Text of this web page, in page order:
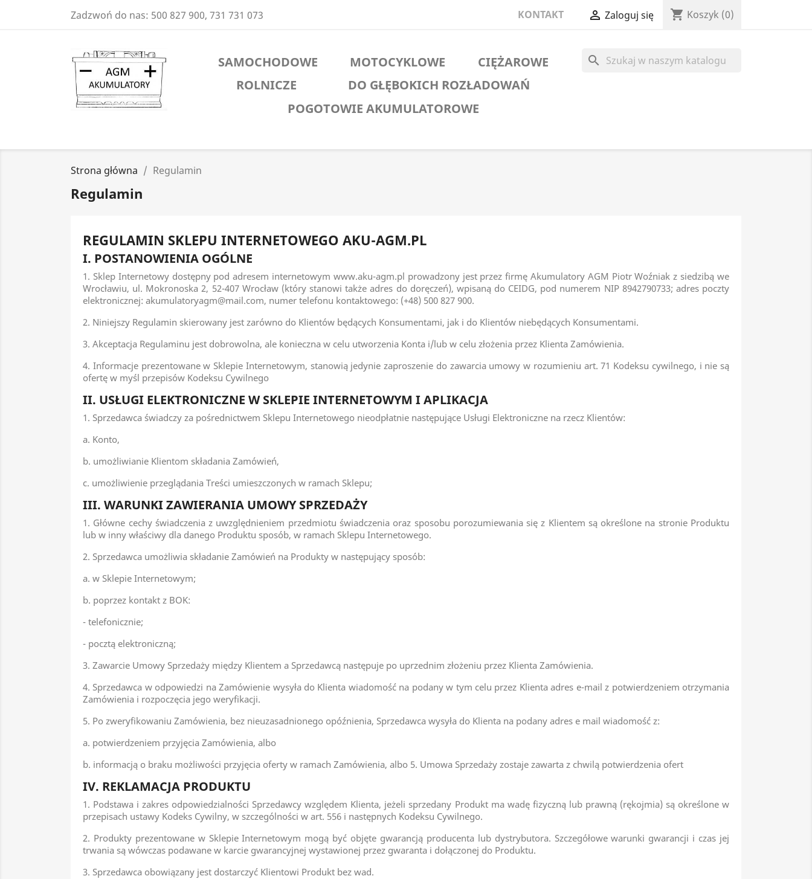
Zadzwoń do nas: 500 827 900, 731 731 073 KONTAKT  Zaloguj się shopping_cart Koszyk (0)
SAMOCHODOWE MOTOCYKLOWE
CIĘŻAROWE
ROLNICZE
DO GŁĘBOKICH ROZŁADOWAŃ
POGOTOWIE AKUMULATOROWE
search
Strona główna Regulamin
Regulamin
REGULAMIN SKLEPU INTERNETOWEGO AKU-AGM.PL
I. POSTANOWIENIA OGÓLNE
1. Sklep Internetowy dostępny pod adresem internetowym www.aku-agm.pl prowadzony jest przez firmę Akumulatory AGM Piotr Woźniak z siedzibą we
Wrocławiu, ul. Mokronoska 2, 52-407 Wrocław (który stanowi także adres do doręczeń), wpisaną do CEIDG, pod numerem NIP 8942790733; adres poczty
elektronicznej: akumulatoryagm@mail.com, numer telefonu kontaktowego: (+48) 500 827 900.
2. Niniejszy Regulamin skierowany jest zarówno do Klientów będących Konsumentami, jak i do Klientów niebędących Konsumentami.
3. Akceptacja Regulaminu jest dobrowolna, ale konieczna w celu utworzenia Konta i/lub w celu złożenia przez Klienta Zamówienia.
4. Informacje prezentowane w Sklepie Internetowym, stanowią jedynie zaproszenie do zawarcia umowy w rozumieniu art. 71 Kodeksu cywilnego, i nie są
ofertę w myśl przepisów Kodeksu Cywilnego
II. USŁUGI ELEKTRONICZNE W SKLEPIE INTERNETOWYM I APLIKACJA
1. Sprzedawca świadczy za pośrednictwem Sklepu Internetowego nieodpłatnie następujące Usługi Elektroniczne na rzecz Klientów:
a. Konto,
b. umożliwianie Klientom składania Zamówień,
c. umożliwienie przeglądania Treści umieszczonych w ramach Sklepu;
III. WARUNKI ZAWIERANIA UMOWY SPRZEDAŻY
1. Główne cechy świadczenia z uwzględnieniem przedmiotu świadczenia oraz sposobu porozumiewania się z Klientem są określone na stronie Produktu
lub w inny właściwy dla danego Produktu sposób, w ramach Sklepu Internetowego.
2. Sprzedawca umożliwia składanie Zamówień na Produkty w następujący sposób:
a. w Sklepie Internetowym;
b. poprzez kontakt z BOK:
- telefonicznie;
- pocztą elektroniczną;
3. Zawarcie Umowy Sprzedaży między Klientem a Sprzedawcą następuje po uprzednim złożeniu przez Klienta Zamówienia.
4. Sprzedawca w odpowiedzi na Zamówienie wysyła do Klienta wiadomość na podany w tym celu przez Klienta adres e-mail z potwierdzeniem otrzymania
Zamówienia i rozpoczęcia jego weryfikacji.
5. Po zweryfikowaniu Zamówienia, bez nieuzasadnionego opóźnienia, Sprzedawca wysyła do Klienta na podany adres e mail wiadomość z:
a. potwierdzeniem przyjęcia Zamówienia, albo
b. informacją o braku możliwości przyjęcia oferty w ramach Zamówienia, albo 5. Umowa Sprzedaży zostaje zawarta z chwilą potwierdzenia ofert
IV. REKLAMACJA PRODUKTU
1. Podstawa i zakres odpowiedzialności Sprzedawcy względem Klienta, jeżeli sprzedany Produkt ma wadę fizyczną lub prawną (rękojmia) są określone w
przepisach ustawy Kodeks Cywilny, w szczególności w art. 556 i następnych Kodeksu Cywilnego.
2. Produkty prezentowane w Sklepie Internetowym mogą być objęte gwarancją producenta lub dystrybutora. Szczegółowe warunki gwarancji i czas jej
trwania są wówczas podawane w karcie gwarancyjnej wystawionej przez gwaranta i dołączonej do Produktu.
3. Sprzedawca obowiązany jest dostarczyć Klientowi Produkt bez wad.